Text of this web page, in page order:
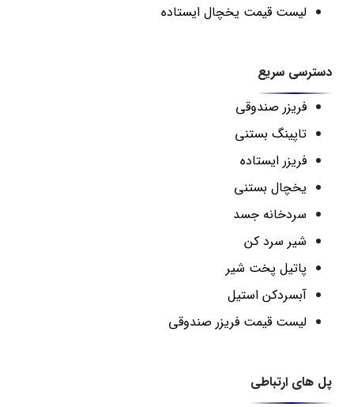
لیست قیمت یخچال ایستاده
دسترسی سریع
فریزر صندوقی
تاپینگ بستنی
فریزر ایستاده
یخچال بستنی
سردخانه جسد
شیر سرد کن
پاتیل پخت شیر
آبسردکن استیل
لیست قیمت فریزر صندوقی
پل های ارتباطی